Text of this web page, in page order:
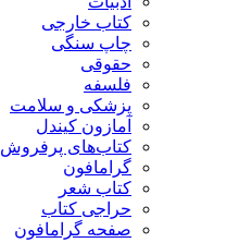
کتاب خارجی
چاپ سنگی
حقوقی
فلسفه
پزشکی و سلامت
آمازون کیندل
کتاب‌های پرفروش
گرامافون
کتاب شعر
حراجی کتاب
صفحه گرامافون